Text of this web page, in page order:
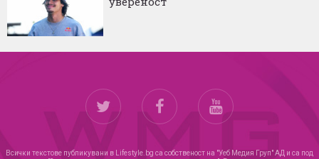
Всички текстове публикувани в Lifestyle.bg са собственост на "Уеб Медия Груп" АД и са под